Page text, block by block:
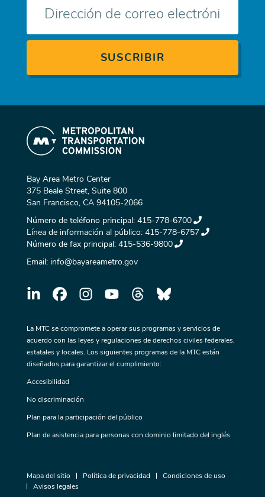
electrónico
Bay Area Metro Center
375 Beale Street, Suite 800
San Francisco, CA 94105-2066
Número de teléfono principal: 415-778-6700
Línea de información al público: 415-778-6757
Número de fax principal: 415-536-9800
Email: info@bayareametro.gov
La MTC se compromete a operar sus programas y servicios de
acuerdo con las leyes y regulaciones de derechos civiles federales,
estatales y locales. Los siguientes programas de la MTC están
diseñados para garantizar el cumplimiento:
Accesibilidad
No discriminación
Plan para la participación del público
Plan de asistencia para personas con dominio limitado del inglés
Mapa del sitio Política de privacidad
Condiciones de uso
Avisos legales